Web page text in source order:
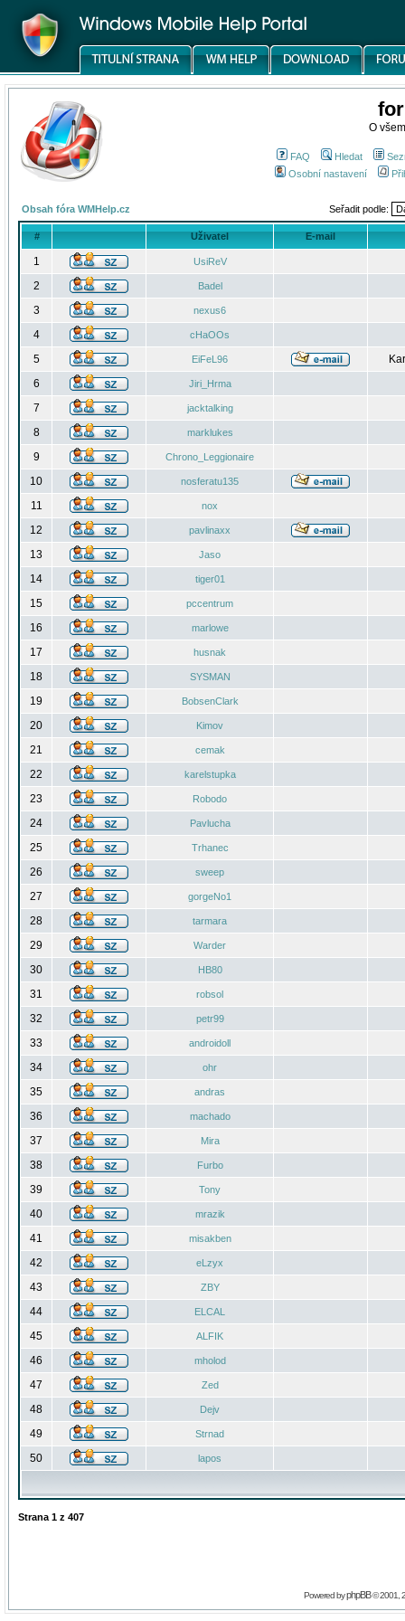
O
FAQ Hledat
Osobní nastavení
Obsah fóra WMHelp.cz Seřadit podle:
# Uživatel E-mail
1 UsiReV
2 Badel
3 nexus6
4 cHaOOs
5 EiFeL96
6
Jiri_Hrma
7 jacktalking
8 marklukes
9 Chrono_Leggionaire
10 nosferatu135
11 nox
12 pavlinaxx
13 Jaso
14 tiger01
15 pccentrum
16 marlowe
17 husnak
18 SYSMAN
19 BobsenClark
20 Kimov
21 cemak
22 karelstupka
23 Robodo
24 Pavlucha
25 Trhanec
26 sweep
27 gorgeNo1
28 tarmara
29 Warder
30 HB80
31 robsol
32 petr99
33 androidoll
34 ohr
35 andras
36 machado
37 Mira
38 Furbo
39 Tony
40 mrazik
41 misakben
42 eLzyx
43 ZBY
44 ELCAL
45 ALFIK
46 mholod
47 Zed
48 Dejv
49 Strnad
50 lapos
Strana 1 z 407
Powered byphpBB© 2001,